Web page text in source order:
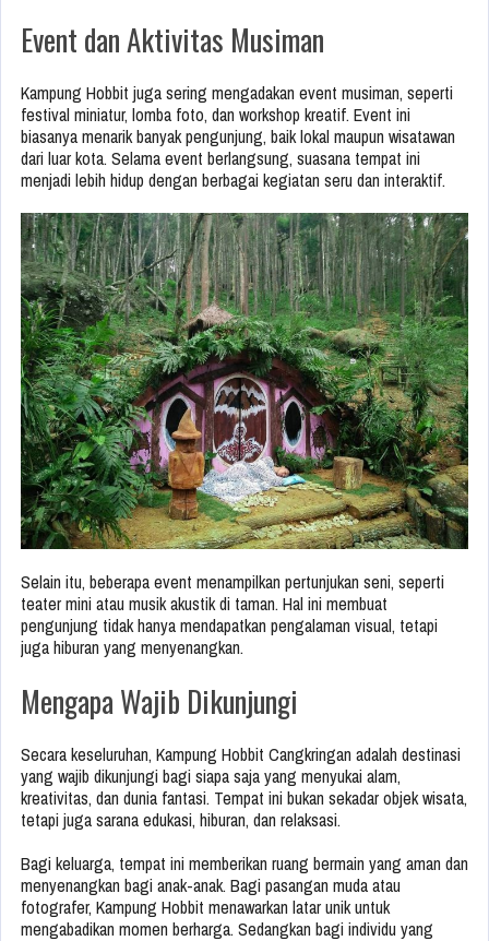
Event dan Aktivitas Musiman
Kampung Hobbit juga sering mengadakan event musiman, seperti
festival miniatur, lomba foto, dan workshop kreatif. Event ini
biasanya menarik banyak pengunjung, baik lokal maupun wisatawan
dari luar kota. Selama event berlangsung, suasana tempat ini
menjadi lebih hidup dengan berbagai kegiatan seru dan interaktif.
Selain itu, beberapa event menampilkan pertunjukan seni, seperti
teater mini atau musik akustik di taman. Hal ini membuat
pengunjung tidak hanya mendapatkan pengalaman visual, tetapi
juga hiburan yang menyenangkan.
Mengapa Wajib Dikunjungi
Secara keseluruhan, Kampung Hobbit Cangkringan adalah destinasi
yang wajib dikunjungi bagi siapa saja yang menyukai alam,
kreativitas, dan dunia fantasi. Tempat ini bukan sekadar objek wisata,
tetapi juga sarana edukasi, hiburan, dan relaksasi.
Bagi keluarga, tempat ini memberikan ruang bermain yang aman dan
menyenangkan bagi anak-anak. Bagi pasangan muda atau
fotografer, Kampung Hobbit menawarkan latar unik untuk
mengabadikan momen berharga. Sedangkan bagi individu yang